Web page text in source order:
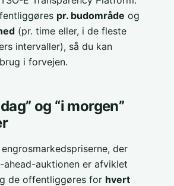
pr. budområde og
(pr. time eller, i de fleste
intervaller), så du kan
i forvejen.
og “i morgen”
der
auktionen er afviklet
de offentliggøres for hvert